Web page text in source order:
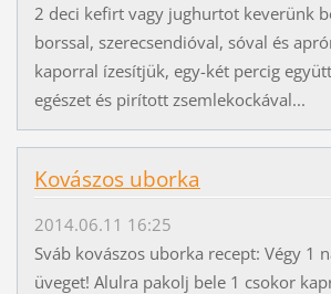
2 deci kefirt vagy jughurtot keverünk
borssal, szerecsendióval, sóval és
kaporral ízesítjük, egy-két percig
egészet és pirított zsemlekockával...
Kovászos uborka
2014.06.11 16:25
Sváb kovászos uborka recept: Végy 1
üveget! Alulra pakolj bele 1 csokor